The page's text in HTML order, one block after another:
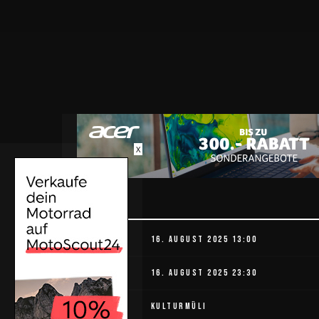
DETAILS
ANFANG 16. AUGUST 2025 13:00
16. AUGUST 2025 23:30
STANDORT KULTURMÜLI
X